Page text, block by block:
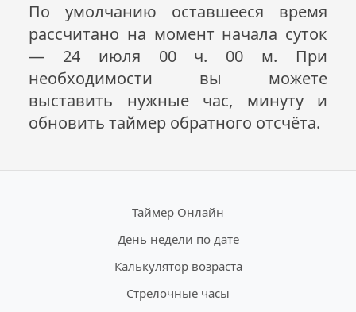
По умолчанию оставшееся время
рассчитано на момент начала суток
— 24 июля 00 ч. 00 м. При
необходимости вы можете
выставить нужные час, минуту и
обновить таймер обратного отсчёта.
Таймер Онлайн
День недели по дате
Калькулятор возраста
Стрелочные часы